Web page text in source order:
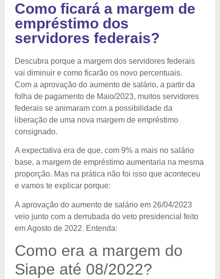
Como ficará a margem de
empréstimo dos
servidores federais?
Descubra porque a margem dos servidores federais
vai diminuir e como ficarão os novo percentuais.
Com a aprovação do aumento de salário, a partir da
folha de pagamento de Maio/2023, muitos servidores
federais se animaram com a possibilidade da
liberação de uma nova margem de empréstimo
consignado.
A expectativa era de que, com 9% a mais no salário
base, a margem de empréstimo aumentaria na mesma
proporção. Mas na prática não foi isso que aconteceu
e vamos te explicar porque:
A aprovação do aumento de salário em 26/04/2023
veio junto com a derrubada do veto presidencial feito
em Agosto de 2022. Entenda:
Como era a margem do
Siape até 08/2022?